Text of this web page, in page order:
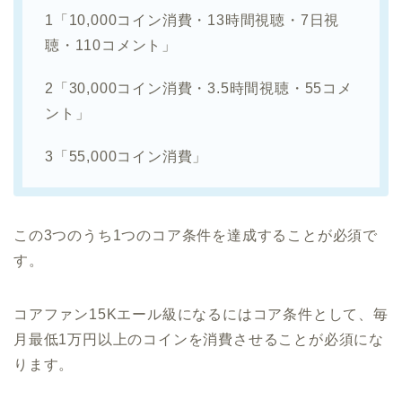
1「10,000コイン消費・13時間視聴・7日視
聴・110コメント」
2「30,000コイン消費・3.5時間視聴・55コメ
ント」
3「55,000コイン消費」
この3つのうち1つのコア条件を達成することが必須で
す。
コアファン15Kエール級になるにはコア条件として、毎
月最低1万円以上のコインを消費させることが必須にな
ります。